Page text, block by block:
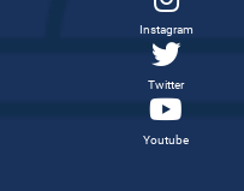
Instagram
Twitter
Youtube